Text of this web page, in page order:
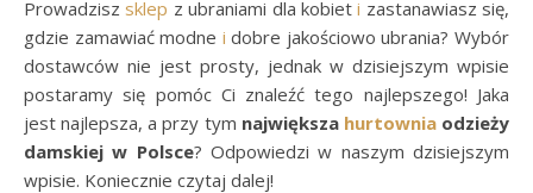
Prowadzisz sklep z ubraniami dla kobieti zastanawiasz się,
gdzie zamawiać modne i dobre jakościowo ubrania? Wybór
dostawców nie jest prosty, jednak w dzisiejszym wpisie
postaramy się pomóc Ci znaleźć tego najlepszego! Jaka
jest najlepsza, a przy tym największa hurtowniaodzieży
damskiej w Polsce? Odpowiedzi w naszym dzisiejszym
wpisie. Koniecznie czytaj dalej!